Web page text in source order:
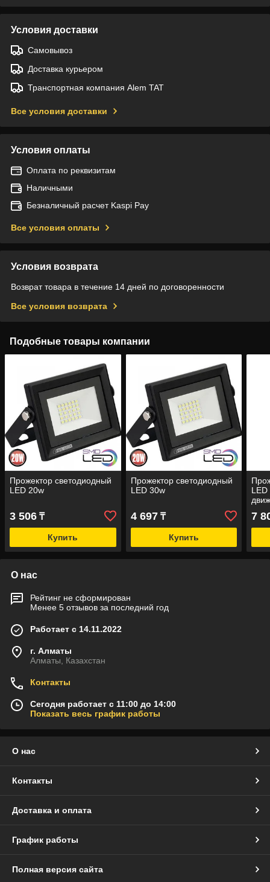
Условия доставки
Самовывоз
Доставка курьером
Транспортная компания Alem TAT
Все условия доставки
Условия оплаты
Оплата по реквизитам
Наличными
Безналичный расчет Kaspi Pay
Все условия оплаты
Условия возврата
Возврат товара в течение 14 дней по договоренности
Все условия возврата
Подобные товары компании
Прожектор светодиодный
LED 20w
3 506 ₸
Купить
Прожектор светодиодный
LED 30w
4 697₸
Купить
LED
7
О нас
Рейтинг не сформирован
Менее 5 отзывов за последний год
Работает с 14.11.2022
г. Алматы
Алматы, Казахстан
Контакты
Сегодня работает с 11:00 до 14:00
Показать весь график работы
О нас
Контакты
Доставка и оплата
График работы
Полная версия сайта